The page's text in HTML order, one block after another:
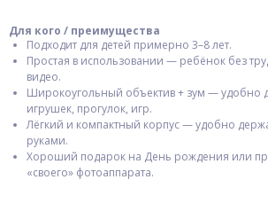
Для кого / преимущества
Подходит для детей примерно 3–8 лет.
Простая в использовании — ребёнок без
видео.
Широкоугольный объектив + зум — удобно
игрушек, прогулок, игр.
Лёгкий и компактный корпус — удобно
руками.
Хороший подарок на День рождения или
«своего» фотоаппарата.